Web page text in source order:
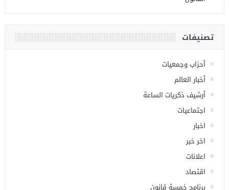
تصنيفات
أحزاب وجمعيات
أخبار العالم
أرشيف ذكريات الساعة
اجتماعيات
اخبار
اخر خبر
اعلانات
اقتصاد
برنامج خمسة قانون